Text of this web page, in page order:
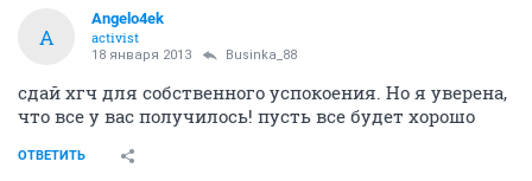
1177934 876
Женские слезы...Вопрос к мужчинам
112412 412